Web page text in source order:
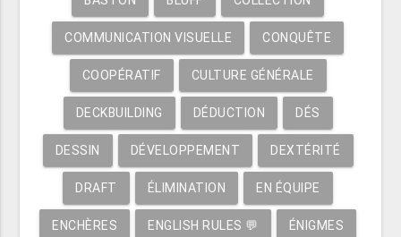
COMMUNICATION VISUELLE CONQUÊTE
COOPÉRATIF CULTURE GÉNÉRALE
DECKBUILDING DÉDUCTION DÉS
DESSIN DÉVELOPPEMENT DEXTÉRITÉ
DRAFT ÉLIMINATION EN ÉQUIPE
ENCHÈRES ENGLISH RULES 💬 ÉNIGMES